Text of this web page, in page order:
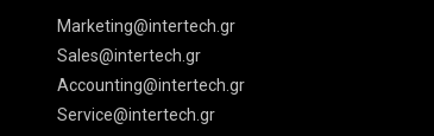
Marketing@intertech.gr
Sales@intertech.gr
Accounting@intertech.gr
Service@intertech.gr